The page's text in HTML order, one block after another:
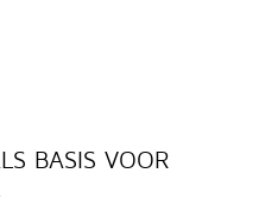
BASIS VOOR